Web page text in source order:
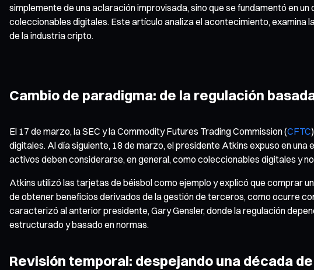
simplemente de una aclaración improvisada, sino que se fundamentó en
coleccionables digitales. Este artículo analiza el acontecimiento,
de la industria cripto.
Cambio de paradigma: de la regulación
El 17 de marzo, la SEC y la Commodity Futures Trading Commission (CFTC
digitales. Al día siguiente, 18 de marzo, el presidente Atkins expuso en
activos deben considerarse, en general, como coleccionables digitales y
Atkins utilizó las tarjetas de béisbol como ejemplo y explicó que comprar
de obtener beneficios derivados de la gestión de terceros, como ocurre
caracterizó al anterior presidente, Gary Gensler, donde la regulación
estructurado y basado en normas.
Revisión temporal: despejando una década